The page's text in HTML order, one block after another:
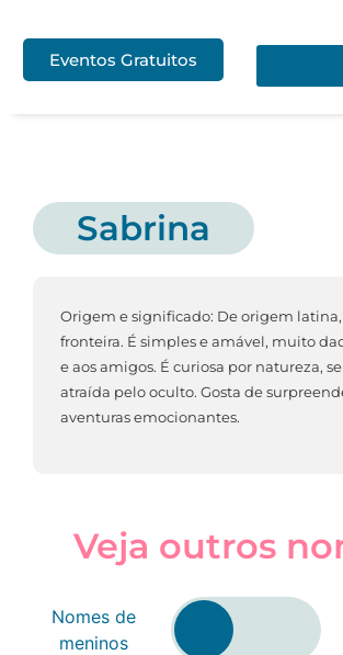
Eventos Gratuitos
Sabrina
Origem e significado: De origem
fronteira. É simples e amável, muito
e aos amigos. É curiosa por natureza,
atraída pelo oculto. Gosta de
aventuras emocionantes.
Veja outros
Nomes de
meninos